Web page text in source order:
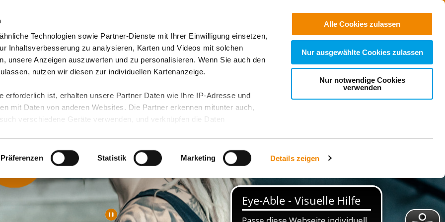
Technologien sowie Partner-Dienste mit Ihrer Einwilligung einsetzen,
Inhaltsverbesserung zu analysieren, Karten und Videos mit solchen
unsere Anzeigen auszuwerten und zu personalisieren. Wenn Sie auch den
nutzen wir diesen zur individuellen Kartenanzeige.
erforderlich ist, erhalten unsere Partner Daten wie Ihre IP-Adresse und
mit Daten von anderen Websites. Die Partner erkennen mitunter auch,
verschiedene Geräte verwenden, und verknüpfen die Daten
Daten führen kann.
unserenDatenschutzhinweisenund in unsererCookie-Übersicht. Wenn
Funktionen für diese Zwecke aktiviert sind, müssen Sie alle Cookie-
können mittels nachfolgender Buttons über Ihre Einwilligung für diese
erteilte Einwilligung stets für die Zukunft widerrufen. Bitte beachten Sie:
Präferenzen Statistik Marketing Details zeigen
Alle Cookies zulassen
Nur ausgewählte Cookies zulassen
Nur notwendige Cookies
verwenden
Suchen
& Angebote Presse & Themen Jobs & Karriere Spenden
Jobs